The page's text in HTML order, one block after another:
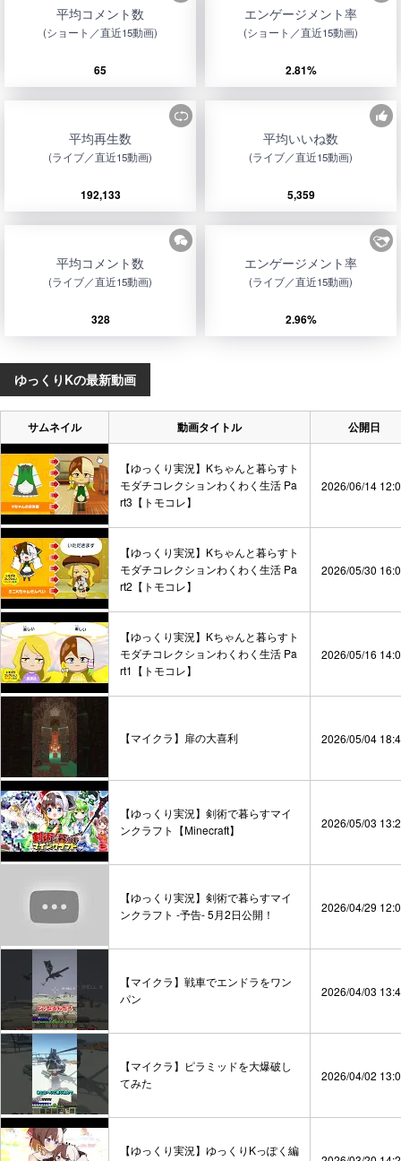
平均コメント数
(ショート／直近15動画)
65
エンゲージメント率
(ショート／直近15動画)
2.81%
平均再生数
(ライブ／直近15動画)
192,133
平均いいね数
(ライブ／直近15動画)
5,359
平均コメント数
(ライブ／直近15動画)
328
エンゲージメント率
(ライブ／直近15動画)
2.96%
ゆっくりKの最新動画
サムネイル 動画タイトル 公開日
【ゆっくり実況】Kちゃんと暮らすト
モダチコレクションわくわく生活 Pa
rt3【トモコレ】
2026/06/14
【ゆっくり実況】Kちゃんと暮らすト
モダチコレクションわくわく生活 Pa
rt2【トモコレ】
2026/05/30
【ゆっくり実況】Kちゃんと暮らすト
モダチコレクションわくわく生活 Pa
rt1【トモコレ】
2026/05/16
【マイクラ】扉の大喜利 2026/05/04
【ゆっくり実況】剣術で暮らすマイ
ンクラフト【Minecraft】
2026/05/03
【ゆっくり実況】剣術で暮らすマイ
ンクラフト -予告- 5月2日公開！
2026/04/29
【マイクラ】戦車でエンドラをワン
パン
2026/04/03
【マイクラ】ピラミッドを大爆破し
てみた
2026/04/02
【ゆっくり実況】ゆっくりKっぽく編